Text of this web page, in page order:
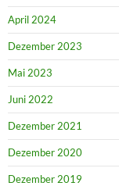
April 2024
Dezember 2023
Mai 2023
Juni 2022
Dezember 2021
Dezember 2020
Dezember 2019